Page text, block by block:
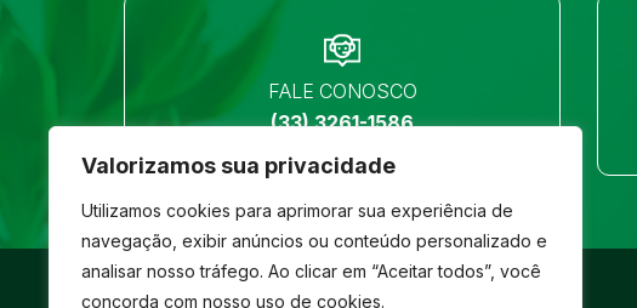
Valorizamos sua privacidade
Utilizamos cookies para aprimorar sua experiência de
navegação, exibir anúncios ou conteúdo personalizado e
analisar nosso tráfego. Ao clicar em “Aceitar todos”, você
concorda com nosso uso de cookies.
FALE CONOSCO
(33) 3261-1586
© São José- Todos os direitos reservados